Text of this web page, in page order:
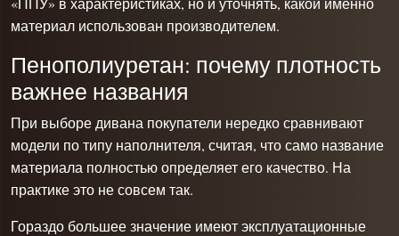
материал использован производителем.
Пенополиуретан: почему плотность
важнее названия
При выборе дивана покупатели нередко сравнивают
модели по типу наполнителя, считая, что само название
материала полностью определяет его качество. На
практике это не совсем так.
Гораздо большее значение имеют эксплуатационные